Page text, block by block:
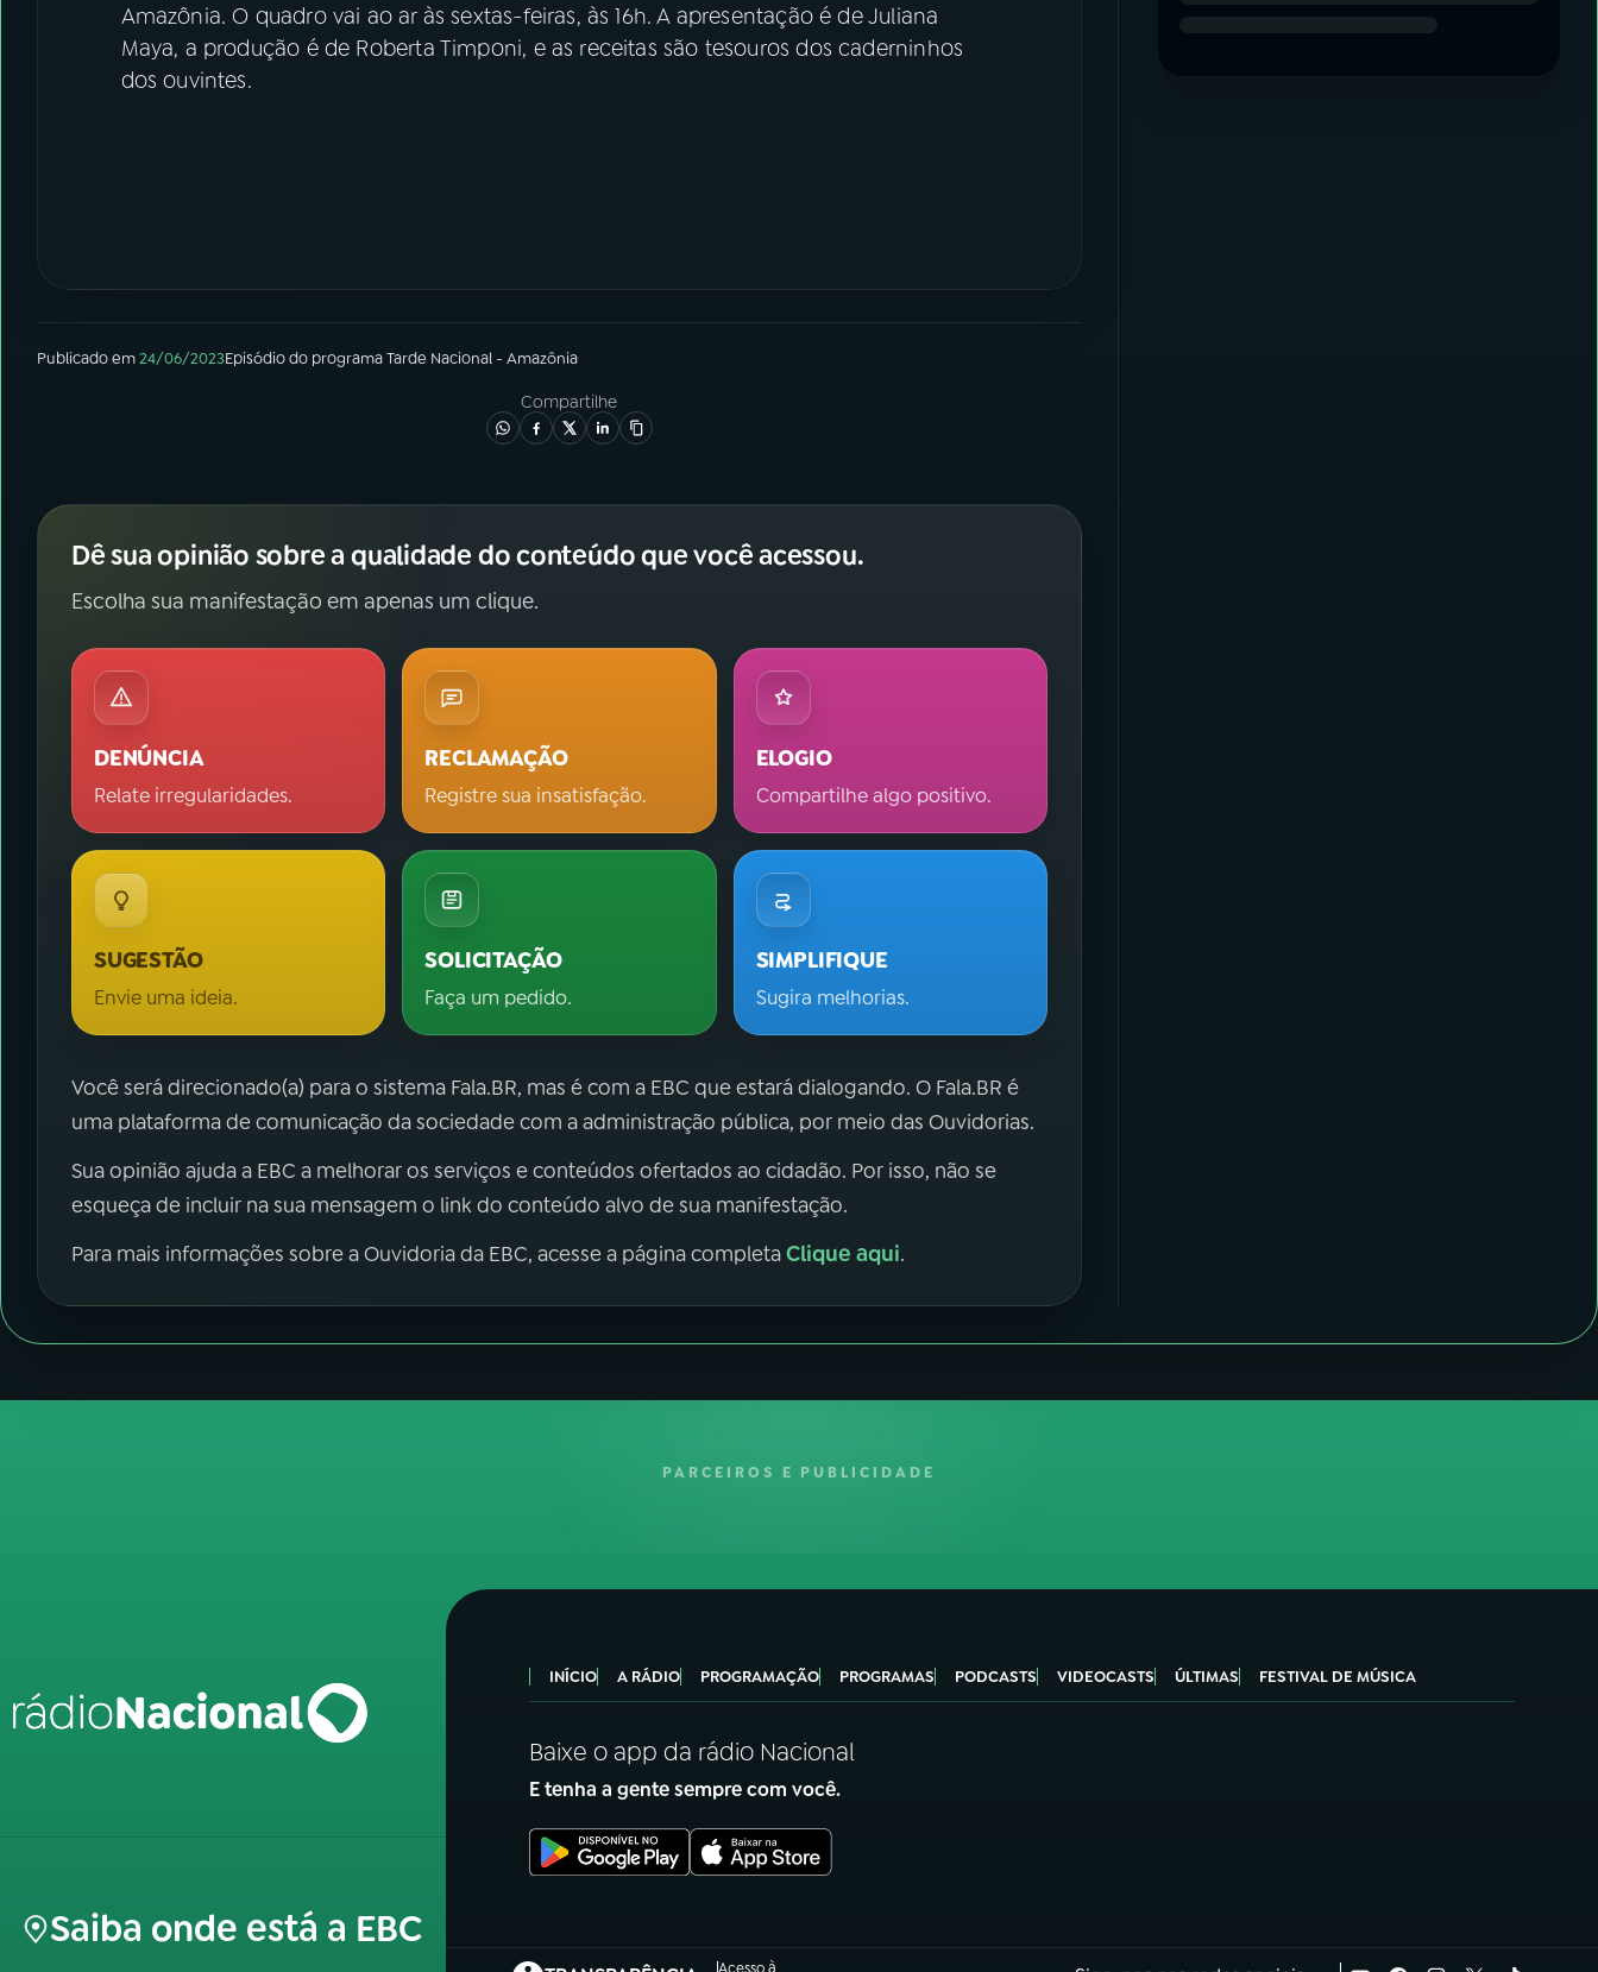
Amazônia. O quadro vai ao ar às sextas-feiras, às 16h. A apresentação é de Juliana
Maya, a produção é de Roberta Timponi, e as receitas são tesouros dos caderninhos
dos ouvintes.
Publicado em24/06/2023Episódiodo programaTarde Nacional - Amazônia
Compartilhe
Dê sua opinião sobre a qualidade do conteúdo que você acessou.
Escolha sua manifestação em apenas um clique.
DENÚNCIA
Relate irregularidades.
RECLAMAÇÃO
Registre sua insatisfação.
ELOGIO
Compartilhe algo positivo.
SUGESTÃO
Envie uma ideia.
SOLICITAÇÃO
Faça um pedido.
SIMPLIFIQUE
Sugira melhorias.
Você será direcionado(a) para o sistema Fala.BR, mas é com a EBC que estará dialogando. O Fala.BR é
uma plataforma de comunicação da sociedade com a administração pública, por meio das Ouvidorias.
Sua opinião ajuda a EBC a melhorar os serviços e conteúdos ofertados ao cidadão. Por isso, não se
esqueça de incluir na sua mensagem o link do conteúdo alvo de sua manifestação.
Para mais informações sobre a Ouvidoria da EBC, acesse a página completaClique aqui.
PARCEIROS E PUBLICIDADE
Saiba onde está a EBC
INÍCIO A RÁDIO PROGRAMAÇÃO PROGRAMAS PODCASTS VIDEOCASTS ÚLTIMAS FESTIVAL DE MÚSICA
Baixe o app da rádio Nacional
E tenha a gente sempre com você.